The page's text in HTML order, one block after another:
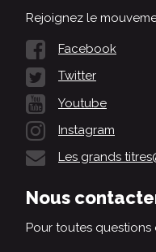
Rejoignez le
Facebook
Twitter
Youtube
Instagram
Les grands
Nous
Pour toutes questions